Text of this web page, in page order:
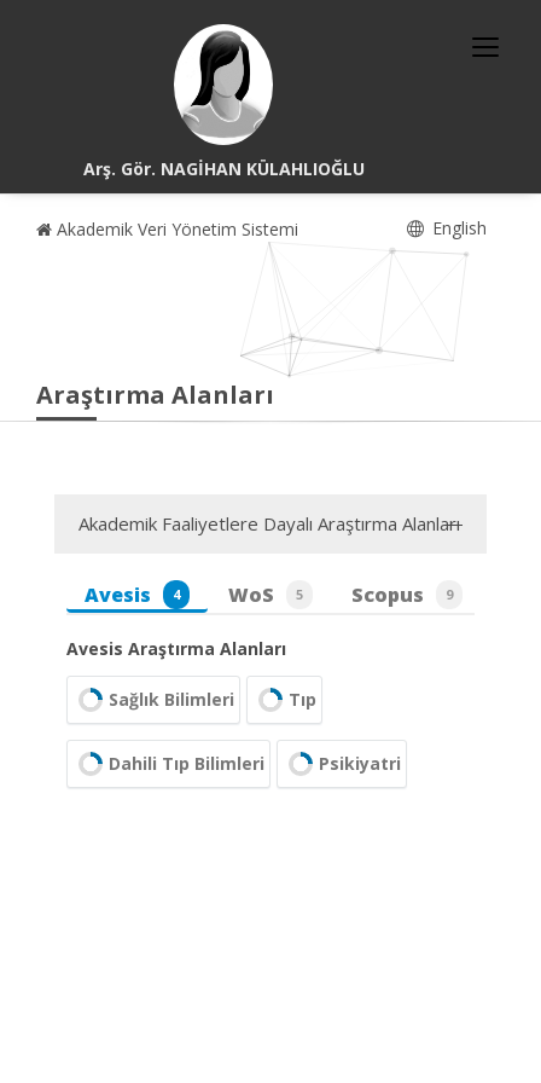
Arş. Gör. NAGİHAN KÜLAHLIOĞLU
Akademik Veri Yönetim Sistemi English
Araştırma Alanları
Akademik Faaliyetlere Dayalı Araştırma Alanları
Avesis 4 WoS 5 Scopus 9
Avesis Araştırma Alanları
Sağlık Bilimleri Tıp
Dahili Tıp Bilimleri Psikiyatri